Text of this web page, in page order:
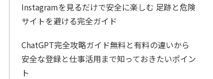
Instagramを見るだけで安全に楽しむ 足跡と危険
サイトを避ける完全ガイド
ChatGPT完全攻略ガイド無料と有料の違いから
安全な登録と仕事活用まで知っておきたいポイン
ト